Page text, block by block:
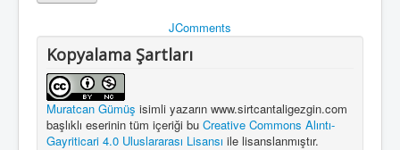
JComments
Kopyalama Şartları
Muratcan Gümüş isimli yazarın www.sirtcantaligezgin.com
başlıklı eserinin tüm içeriği bu Creative Commons Alıntı-
Gayriticari 4.0 Uluslararası Lisansı ile lisanslanmıştır.